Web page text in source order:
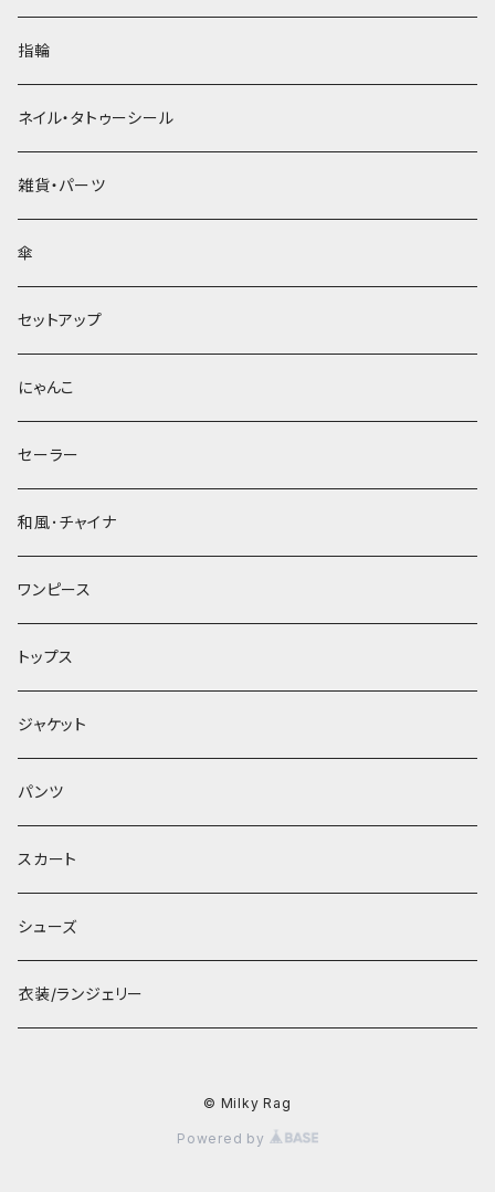
指輪
ネイル・タトゥーシール
雑貨・パーツ
傘
セットアップ
にゃんこ
セーラー
和風･チャイナ
ワンピース
トップス
ジャケット
パンツ
スカート
シューズ
衣装/ランジェリー
© Milky Rag
Powered by